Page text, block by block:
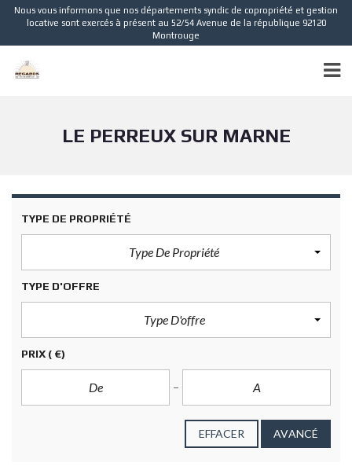
Nous vous informons que nos départements syndic de copropriété et gestion
locative sont exercés à présent au 52/54 Avenue de la république 92120
Montrouge
LE PERREUX SUR MARNE
TYPE DE PROPRIÉTÉ
Type De Propriété
TYPE D'OFFRE
Type D'offre
PRIX ( €)
EFFACER AVANCÉ